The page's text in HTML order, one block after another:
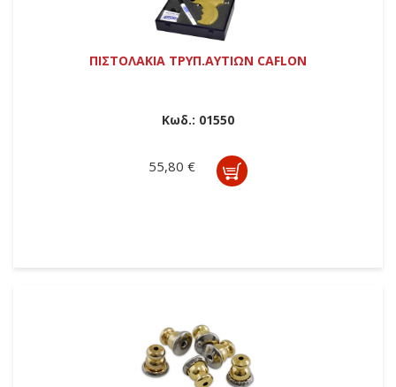
ΠΙΣΤΟΛΑΚΙΑ ΤΡΥΠ.ΑΥΤΙΩΝ CAFLON
Κωδ.: 01550
55,80 €